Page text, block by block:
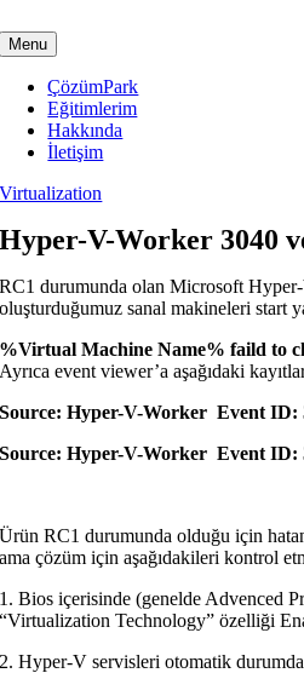
to
content
Menu
ÇözümPark
Eğitimlerim
Hakkında
İletişim
Virtualization
Hyper-V-Worker 3040
RC1 durumunda olan Microsoft
oluşturduğumuz sanal makineleri start
%Virtual Machine Name% faild to
Ayrıca event viewer’a aşağıdaki
Source: Hyper-V-Worker Event ID:
Source: Hyper-V-Worker Event ID:
Ürün RC1 durumunda olduğu için
ama çözüm için aşağıdakileri kontrol
1. Bios içerisinde (genelde Advenced
“Virtualization Technology” özelliği
2. Hyper-V servisleri otomatik durumda